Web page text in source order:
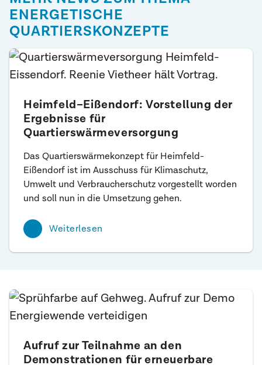
ENERGETISCHE
QUARTIERSKONZEPTE
Heimfeld–Eißendorf: Vorstellung der
Ergebnisse für
Quartierswärmeversorgung
Das Quartierswärmekonzept für Heimfeld-
Eißendorf ist im Ausschuss für Klimaschutz,
Umwelt und Verbraucherschutz vorgestellt worden
und soll nun in die Umsetzung gehen.
Weiterlesen
Aufruf zur Teilnahme an den
Demonstrationen für erneuerbare